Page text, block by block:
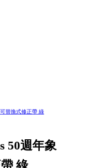
替換式修正帶 綠
50週年象
綠